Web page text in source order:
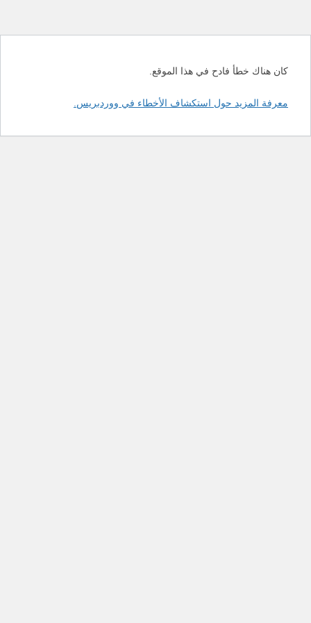
كان هناك خطأ فادح في هذا الموقع.
معرفة المزيد حول استكشاف الأخطاء في ووردبريس.